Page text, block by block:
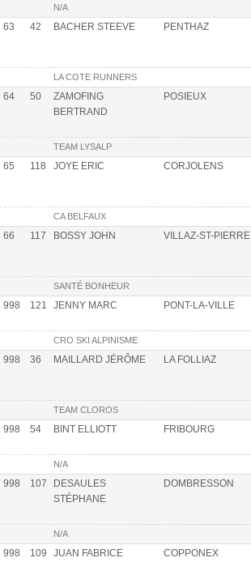
N/A
63 42 BACHER STEEVE PENTHAZ
LA COTE RUNNERS
64 50
ZAMOFING
BERTRAND
POSIEUX
TEAM LYSALP
65 118 JOYE ERIC CORJOLENS
CA BELFAUX
66 117 BOSSY JOHN VILLAZ-ST-PIERRE
SANTÉ BONHEUR
998 121 JENNY MARC PONT-LA-VILLE
CRO SKI ALPINISME
998 36 MAILLARD JÉRÔME LA FOLLIAZ
TEAM CLOROS
998 54 BINT ELLIOTT FRIBOURG
N/A
998 107
DESAULES
STÉPHANE
DOMBRESSON
N/A
998 109 JUAN FABRICE COPPONEX